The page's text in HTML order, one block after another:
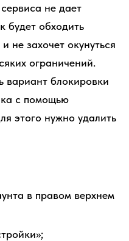
не дает
будет обходить
не захочет окунуться
ограничений.
вариант блокировки
с помощью
этого нужно удалить
в правом верхнем